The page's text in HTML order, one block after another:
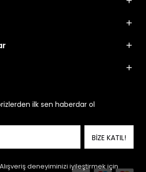
Alışveriş deneyiminizi iyileştirmek için
ilk sen haberdar ol
BİZE KATIL!